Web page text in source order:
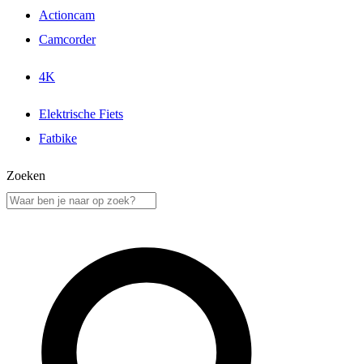
Actioncam
Camcorder
4K
Elektrische Fiets
Fatbike
Zoeken